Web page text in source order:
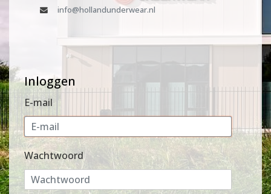
info@hollandunderwear.nl
Inloggen
E-mail
Wachtwoord